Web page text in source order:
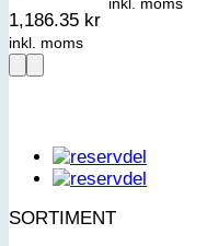
1,186.35 kr
inkl. moms
inkl. moms
SORTIMENT